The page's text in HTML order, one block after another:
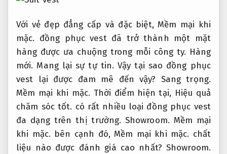
Với vẻ đẹp đẳng cấp và đặc biệt,Mềm mại khi
mặc. đồng phục vest đã trở thành một mặt
hàng được ưa chuộng trong mỗi công ty. Hàng
mới. Mang lại sự tự tin. Vậy tại sao đồng phục
vest lại được đam mê đến vậy? Sang trọng.
Mềm mại khi mặc. Thời điểm hiện tại, Hiệu quả
chăm sóc tốt. có rất nhiều loại đồng phục vest
đa dạng trên thị trường. Showroom. Mềm mại
khi mặc. bên cạnh đó,Mềm mại khi mặc. chất
liệu nào được đánh giá cao nhất?Showroom.